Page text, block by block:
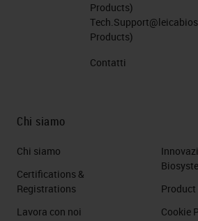
Products)
Products)
Contatti
Chi siamo
Chi siamo
Certifications &
Registrations
Lavora con noi
Cookie